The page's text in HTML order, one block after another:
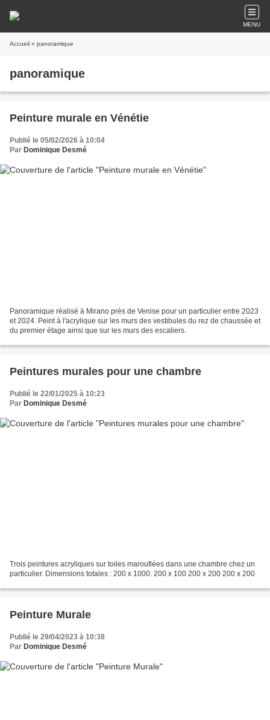
MENU
Accueil » panoramique
panoramique
Peinture murale en Vénétie
Publié le 05/02/2026 à 10:04
Par Dominique Desmé
Panoramique réalisé à Mirano près de Venise pour un particulier entre 2023
et 2024. Peint à l'acrylique sur les murs des vestibules du rez de chaussée et
du premier étage ainsi que sur les murs des escaliers.
Peintures murales pour une chambre
Publié le 22/01/2025 à 10:23
Par Dominique Desmé
Trois peintures acryliques sur toiles marouflées dans une chambre chez un
particulier. Dimensions totales : 200 x 1000. 200 x 100 200 x 200 200 x 200
Peinture Murale
Publié le 29/04/2023 à 10:38
Par Dominique Desmé